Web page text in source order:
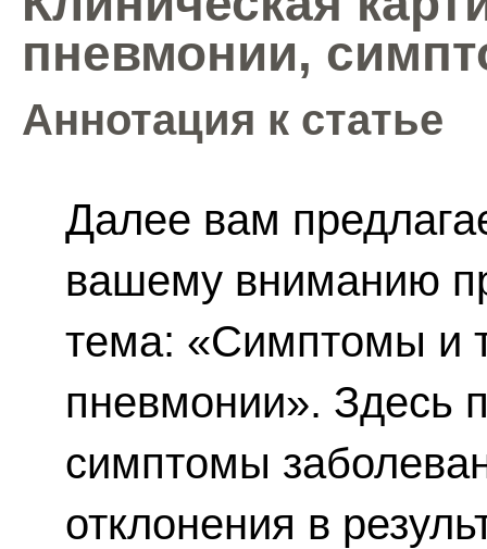
пневмонии,
Аннотация к статье
Далее вам
вашему вниманию
тема: «Симптомы и
пневмонии». Здесь
симптомы
отклонения в